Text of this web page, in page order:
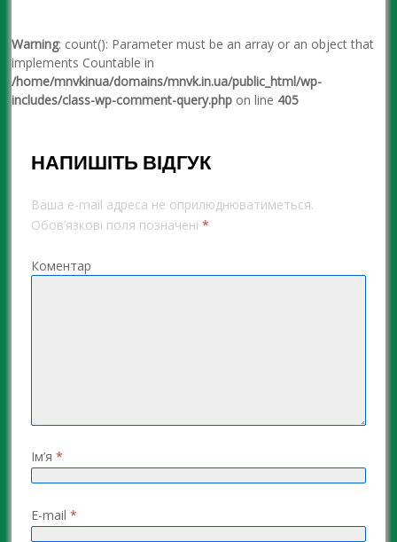
Warning: count(): Parameter must be an array or an object that
implements Countable in
/home/mnvkinua/domains/mnvk.in.ua/public_html/wp-
includes/class-wp-comment-query.php on line 405
НАПИШІТЬ ВІДГУК
Ваша e-mail адреса не оприлюднюватиметься.
Обов’язкові поля позначені *
Коментар
Ім’я *
E-mail *